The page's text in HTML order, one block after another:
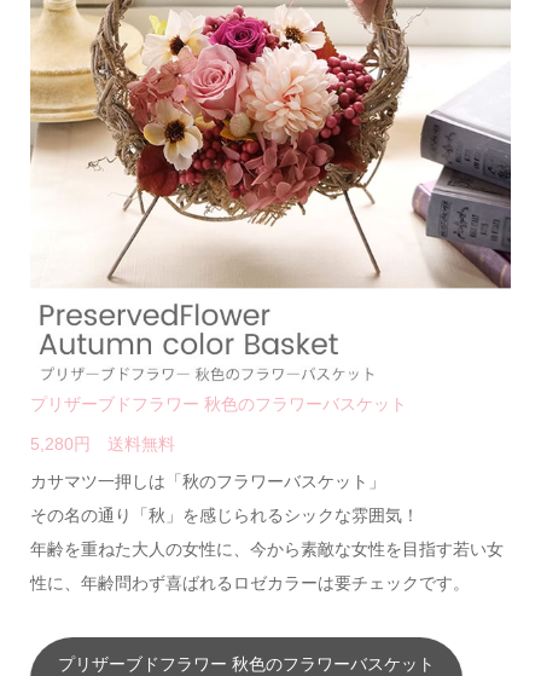
プリザーブドフラワー 秋色のフラワーバスケット
5,280円 送料無料
カサマツ一押しは「秋のフラワーバスケット」
その名の通り「秋」を感じられるシックな雰囲気！
年齢を重ねた大人の女性に、今から素敵な女性を目指す若い女
性に、年齢問わず喜ばれるロゼカラーは要チェックです。
プリザーブドフラワー 秋色のフラワーバスケット